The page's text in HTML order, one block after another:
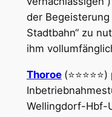
der
Stadtbahn“ zu
ihm
Thoroe
Wellingdorf-Hbf-